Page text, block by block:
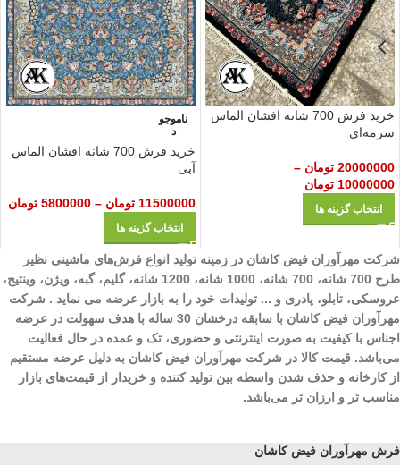
خرید فرش 700 شانه افشان الماس
سرمه‌ای
20000000 تومان –
10000000 تومان
انتخاب گزینه ها
ناموجو
د
خرید فرش 700 شانه افشان الماس
آبی
11500000 تومان –
5800000 تومان
انتخاب گزینه ها
شرکت مهرآوران فیض کاشان در زمینه تولید انواع فرش‌های ماشینی نظیر
طرح 700 شانه، 700 شانه، 1000 شانه، 1200 شانه، گلیم، گبه، ویژن، وینتیج،
عروسکی، تابلو، پادری و ... تولیدات خود را به بازار عرضه می نماید . شرکت
مهرآوران فیض کاشان با سابقه درخشان 30 ساله با هدف سهولت در عرضه
اجناس با کیفیت به صورت اینترنتی و حضوری، تک و عمده در حال فعالیت
می‌باشد. قیمت کالا در شرکت مهرآوران فیض کاشان به دلیل عرضه مستقیم
از کارخانه و حذف شدن واسطه بین تولید کننده و خریدار از قیمت‌های بازار
مناسب تر و ارزان تر می‌باشد.
فرش مهرآوران فیض کاشان